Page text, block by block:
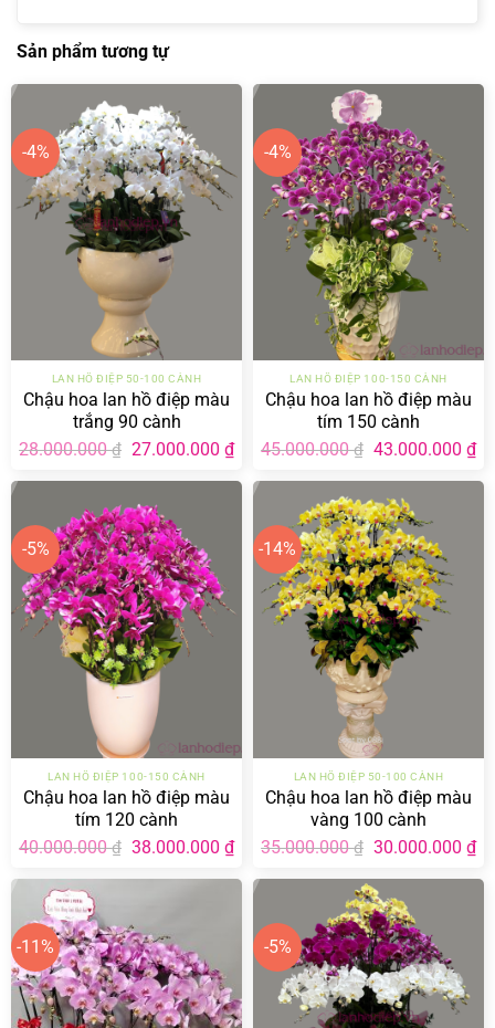
Sản phẩm tương tự
-4%
LAN HỒ ĐIỆP 50-100 CÀNH
Chậu hoa lan hồ điệp màu
trắng 90 cành
28.000.000₫ Giá
là:
27.000.000 ₫Giá
hiện
tại
27.000.000 ₫.
-4%
LAN HỒ ĐIỆP 100-150 CÀNH
Chậu hoa lan hồ điệp màu
tím 150 cành
45.000.000₫ Giá
là:
45.000.000 ₫.
43.000.000 ₫
tại
-5%
LAN HỒ ĐIỆP 100-150 CÀNH
Chậu hoa lan hồ điệp màu
tím 120 cành
40.000.000₫ Giá
là:
38.000.000 ₫Giá
hiện
tại
-14%
LAN HỒ ĐIỆP 50-100 CÀNH
Chậu hoa lan hồ điệp màu
vàng 100 cành
35.000.000₫ Giá
là:
35.000.000 ₫.
30.000.000 ₫
tại
-11% -5%